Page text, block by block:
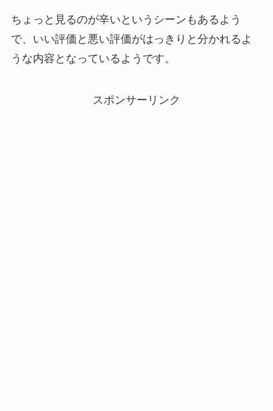
ちょっと見るのが辛いというシーンもあるよう
で、いい評価と悪い評価がはっきりと分かれるよ
うな内容となっているようです。
スポンサーリンク